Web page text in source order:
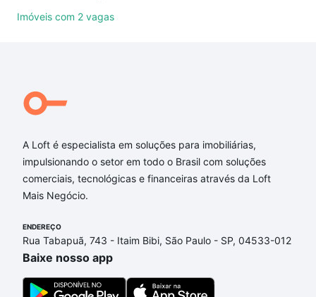
festas ou área verde e encontrar Imóveis à venda
Aqui na Loft temos a oferta ideal para você, com
Imóveis à venda em São José, SC que custam a
financiamento imobiliário as parcelas podem se
adequar ao seu orçamento. Se ainda tem alguma
dúvida dos custos envolvidos no processo de
compra, veja em nosso portal
o imóvel dos seus sonhos com segurança e
conforto. Loft, com você até as chaves.
Imóveis com 2 vagas
A Loft é especialista em soluções para imobiliárias,
impulsionando o setor em todo o Brasil com soluções
comerciais, tecnológicas e financeiras através da Loft
Mais Negócio.
ENDEREÇO
Rua Tabapuã, 743 - Itaim Bibi, São Paulo - SP, 04533-012
Baixe nosso app